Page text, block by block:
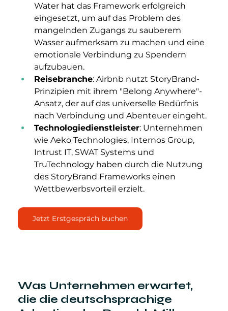
Water hat das Framework erfolgreich
eingesetzt, um auf das Problem des
mangelnden Zugangs zu sauberem
Wasser aufmerksam zu machen und eine
emotionale Verbindung zu Spendern
aufzubauen.
Reisebranche: Airbnb nutzt StoryBrand-
Prinzipien mit ihrem "Belong Anywhere"-
Ansatz, der auf das universelle Bedürfnis
nach Verbindung und Abenteuer eingeht.
Technologiedienstleister: Unternehmen
wie Aeko Technologies, Internos Group,
Intrust IT, SWAT Systems und
TruTechnology haben durch die Nutzung
des StoryBrand Frameworks einen
Wettbewerbsvorteil erzielt.
Jetzt Erstgespräch buchen
Was Unternehmen erwartet,
die die deutschsprachige